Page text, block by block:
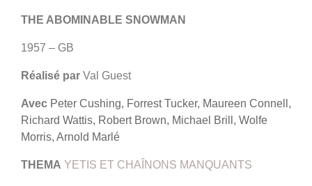
THE ABOMINABLE SNOWMAN
1957 – GB
Réalisé par Val Guest
Avec Peter Cushing, Forrest Tucker, Maureen Connell,
Richard Wattis, Robert Brown, Michael Brill, Wolfe
Morris, Arnold Marlé
THEMA YETIS ET CHAÎNONS MANQUANTS